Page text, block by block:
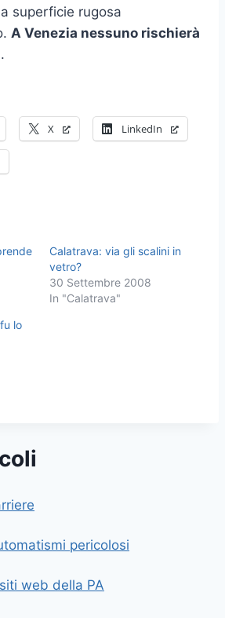
superficie rugosa
A Venezia nessuno rischierà
X LinkedIn
Calatrava: via gli scalini in
vetro?
30 Settembre 2008
In "Calatrava"
lo
pericolosi
web della PA